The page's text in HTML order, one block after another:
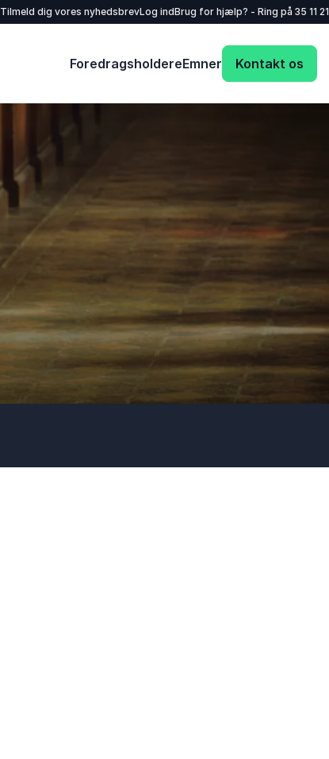
Tilmeld dig vores nyhedsbrevLog indBrug for hjælp? - Ring på 35 11
ForedragsholdereEmner Kontakt os
Dit telefonnummer